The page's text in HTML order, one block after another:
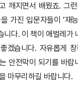
깨지면서 배웠죠. 그
가진 입문자들이 ‘재
니다. 이 책이 애벌레가
겠습니다. 자유롭게 창
안전막이 되기를 바랍
마무리하길 바랍니다.